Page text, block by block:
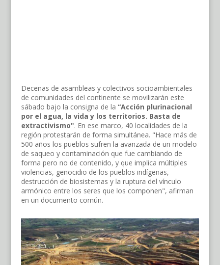
Decenas de asambleas y colectivos socioambientales
de comunidades del continente se movilizarán este
sábado bajo la consigna de la “Acción plurinacional
por el agua, la vida y los territorios. Basta de
extractivismo". En ese marco, 40 localidades de la
región protestarán de forma simultánea. "Hace más de
500 años los pueblos sufren la avanzada de un modelo
de saqueo y contaminación que fue cambiando de
forma pero no de contenido, y que implica múltiples
violencias, genocidio de los pueblos indígenas,
destrucción de biosistemas y la ruptura del vínculo
armónico entre los seres que los componen", afirman
en un documento común.